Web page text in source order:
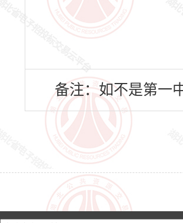
备注：如不是第一